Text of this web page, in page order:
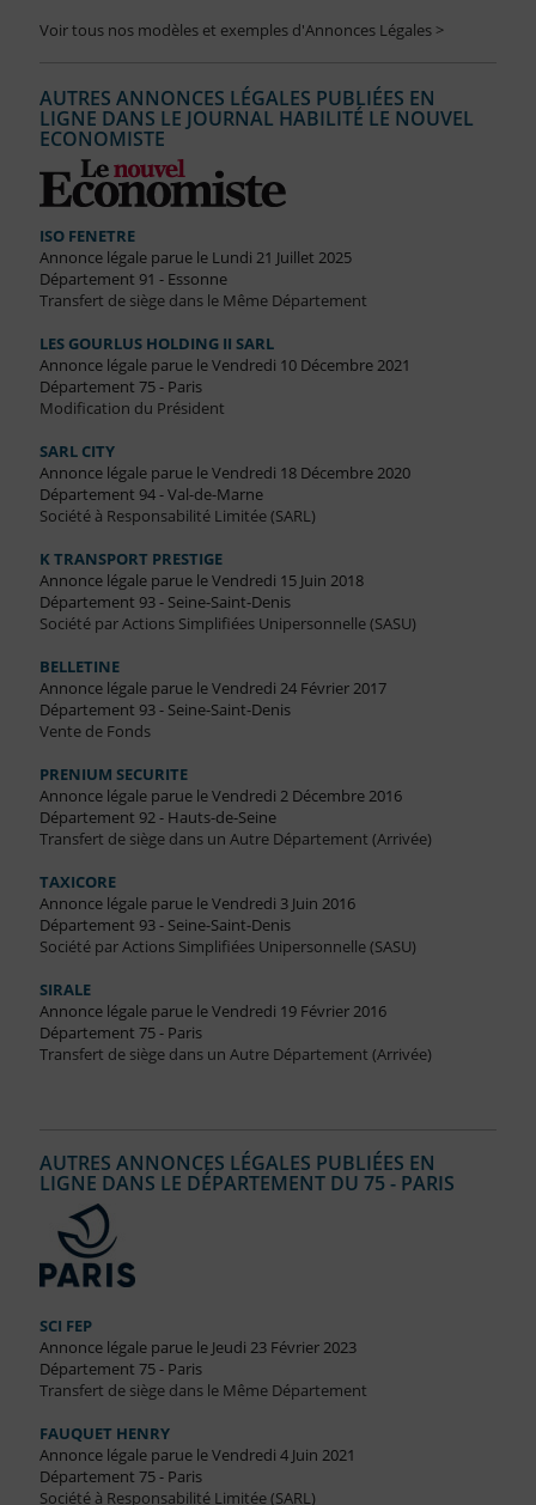
Voir tous nos modèles et exemples d'Annonces Légales >
AUTRES ANNONCES LÉGALES PUBLIÉES EN
LIGNE DANS LE JOURNAL HABILITÉ LE NOUVEL
ECONOMISTE
ISO FENETRE
Annonce légale parue le Lundi 21 Juillet 2025
Département 91 - Essonne
Transfert de siège dans le Même Département
LES GOURLUS HOLDING II SARL
Annonce légale parue le Vendredi 10 Décembre 2021
Département 75 - Paris
Modification du Président
SARL CITY
Annonce légale parue le Vendredi 18 Décembre 2020
Département 94 - Val-de-Marne
Société à Responsabilité Limitée (SARL)
K TRANSPORT PRESTIGE
Annonce légale parue le Vendredi 15 Juin 2018
Département 93 - Seine-Saint-Denis
Société par Actions Simplifiées Unipersonnelle (SASU)
BELLETINE
Annonce légale parue le Vendredi 24 Février 2017
Département 93 - Seine-Saint-Denis
Vente de Fonds
PRENIUM SECURITE
Annonce légale parue le Vendredi 2 Décembre 2016
Département 92 - Hauts-de-Seine
Transfert de siège dans un Autre Département (Arrivée)
TAXICORE
Annonce légale parue le Vendredi 3 Juin 2016
Département 93 - Seine-Saint-Denis
Société par Actions Simplifiées Unipersonnelle (SASU)
SIRALE
Annonce légale parue le Vendredi 19 Février 2016
Département 75 - Paris
Transfert de siège dans un Autre Département (Arrivée)
AUTRES ANNONCES LÉGALES PUBLIÉES EN
LIGNE DANS LE DÉPARTEMENT DU 75 - PARIS
SCI FEP
Annonce légale parue le Jeudi 23 Février 2023
Département 75 - Paris
Transfert de siège dans le Même Département
FAUQUET HENRY
Annonce légale parue le Vendredi 4 Juin 2021
Département 75 - Paris
Société à Responsabilité Limitée (SARL)